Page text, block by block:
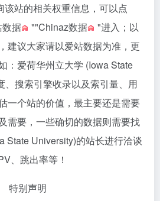
站的相关权重信息，可以点
据 ""Chinaz数据
"进入；以
建议大家请以爱站数据为准，更
：爱荷华州立大学 (Iowa State
、搜索引擎收录以及索引量、用
一个站的价值，最主要还是需要
需要，一些确切的数据则需要找
State University)的站长进行洽谈
、跳出率等！
特别声明